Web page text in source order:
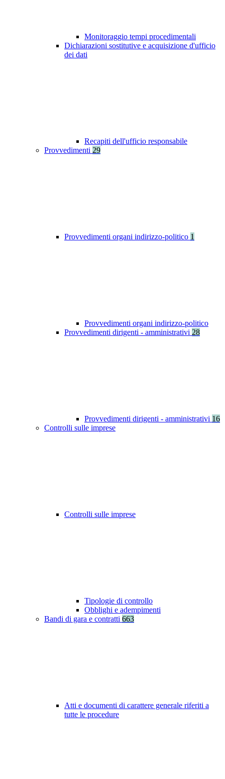
Monitoraggio tempi procedimentali
Dichiarazioni sostitutive e acquisizione d'ufficio
dei dati
Recapiti dell'ufficio responsabile
Provvedimenti 29
Provvedimenti organi indirizzo-politico 1
Provvedimenti organi indirizzo-politico
Provvedimenti dirigenti - amministrativi 28
Provvedimenti dirigenti - amministrativi 16
Controlli sulle imprese
Controlli sulle imprese
Tipologie di controllo
Obblighi e adempimenti
Bandi di gara e contratti 663
Atti e documenti di carattere generale riferiti a
tutte le procedure